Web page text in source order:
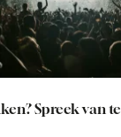
Spreek van